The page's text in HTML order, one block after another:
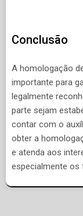
Conclusão
A homologação
importante para
legalmente
parte sejam
contar com o
obter a
e atenda aos
especialmente os